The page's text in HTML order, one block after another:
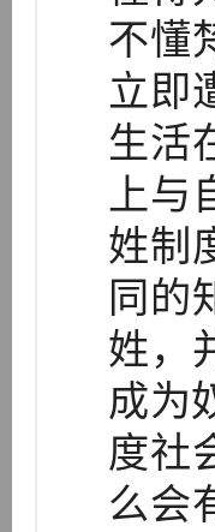
不懂
立即
生活
上
姓制
同的
姓，
成为
度社
么会